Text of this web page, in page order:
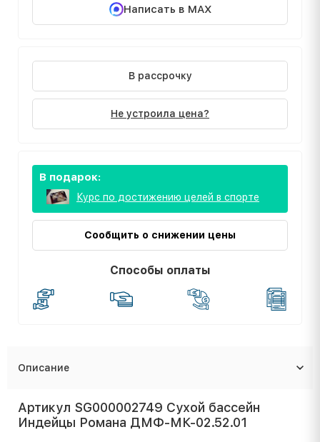
Написать в MAX
В рассрочку
Не устроила цена?
В подарок:
Курс по достижению целей в спорте
Сообщить о снижении цены
Способы оплаты
Описание
Артикул SG000002749 Сухой бассейн
Индейцы Романа ДМФ-МК-02.52.01